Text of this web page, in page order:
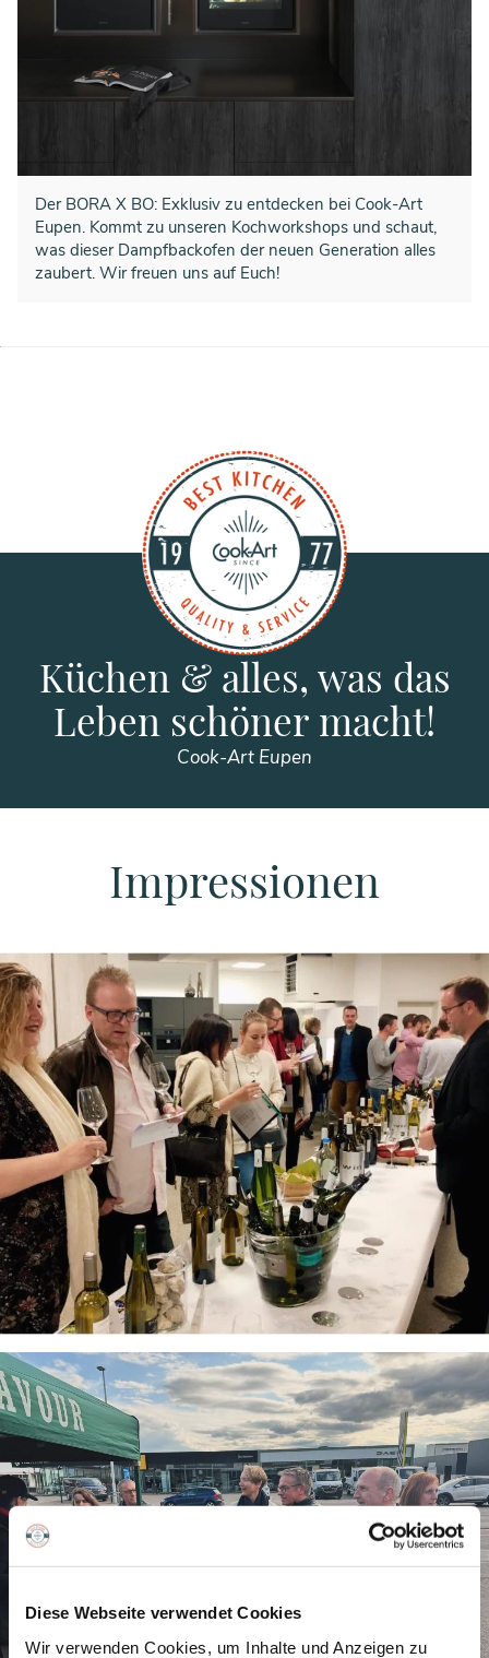
Diese Webseite verwendet Cookies
Wir verwenden Cookies, um Inhalte und Anzeigen zu
Der BORA X BO: Exklusiv zu entdecken bei Cook-Art
Eupen. Kommt zu unseren Kochworkshops und schaut,
was dieser Dampfbackofen der neuen Generation alles
zaubert. Wir freuen uns auf Euch!
Küchen & alles, was das
Leben schöner macht!
Cook-Art Eupen
Impressionen